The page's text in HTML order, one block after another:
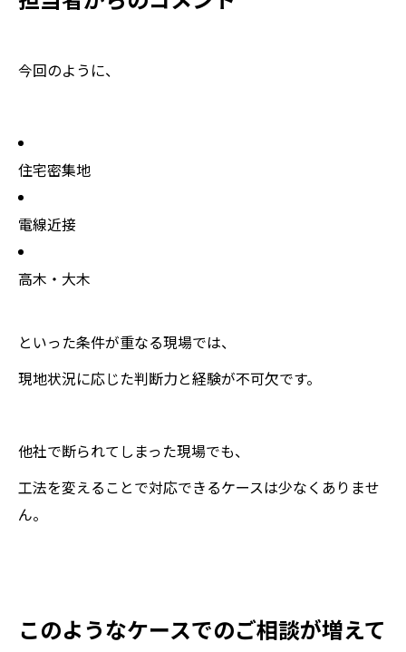
今回のように、
住宅密集地
電線近接
高木・大木
といった条件が重なる現場では、
現地状況に応じた判断力と経験が不可欠です。
他社で断られてしまった現場でも、
工法を変えることで対応できるケースは少なくありませ
ん。
このようなケースでのご相談が増えて